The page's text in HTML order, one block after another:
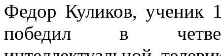
Федор Куликов, ученик
победил в